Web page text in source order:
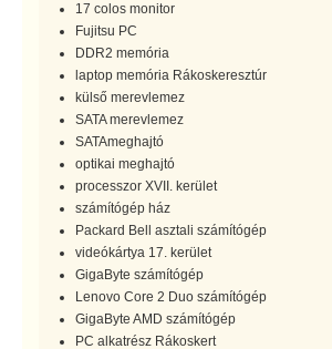
17 colos monitor
Fujitsu PC
DDR2 memória
laptop memória Rákoskeresztúr
külső merevlemez
SATA merevlemez
SATAmeghajtó
optikai meghajtó
processzor XVII. kerület
számítógép ház
Packard Bell asztali számítógép
videókártya 17. kerület
GigaByte számítógép
Lenovo Core 2 Duo számítógép
GigaByte AMD számítógép
PC alkatrész Rákoskert